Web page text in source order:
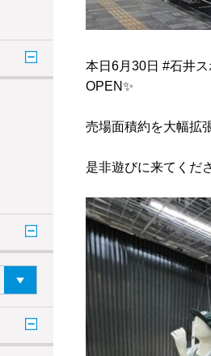
本日6月30日 #石井
OPEN✨
売場面積約を大幅拡
是非遊びに来てくだ